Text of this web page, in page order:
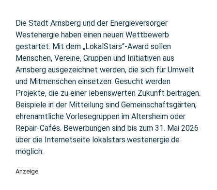
Die Stadt Arnsberg und der Energieversorger
Westenergie haben einen neuen Wettbewerb
gestartet. Mit dem „LokalStars“-Award sollen
Menschen, Vereine, Gruppen und Initiativen aus
Arnsberg ausgezeichnet werden, die sich für Umwelt
und Mitmenschen einsetzen. Gesucht werden
Projekte, die zu einer lebenswerten Zukunft beitragen.
Beispiele in der Mitteilung sind Gemeinschaftsgärten,
ehrenamtliche Vorlesegruppen im Altersheim oder
Repair-Cafés. Bewerbungen sind bis zum 31. Mai 2026
über die Internetseite lokalstars.westenergie.de
möglich.
Anzeige